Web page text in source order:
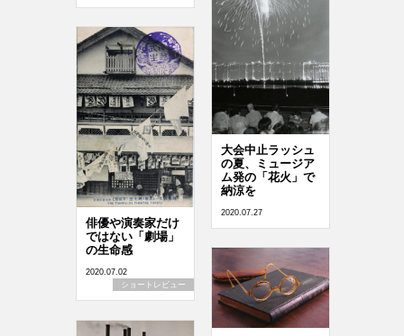
大会中止ラッシュ
の夏、ミュージア
ム発の「花火」で
納涼を
2020.07.27
俳優や演奏家だけ
ではない「劇場」
の生命感
2020.07.02
ショートレビュー